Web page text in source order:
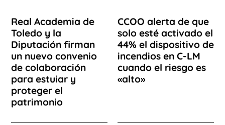
Real Academia de
Toledo y la
Diputación firman
un nuevo convenio
de colaboración
para estuiar y
proteger el
patrimonio
CCOO alerta de que
solo esté activado el
44% el dispositivo de
incendios en C-LM
cuando el riesgo es
«alto»